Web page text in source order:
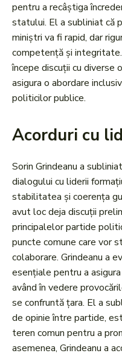
pentru a recâștiga
statului. El a subliniat că
miniștri va fi rapid, dar
competență și
începe discuții cu diverse
asigura o abordare
politicilor publice.
Acorduri cu
Sorin Grindeanu a
dialogului cu liderii
stabilitatea și coerența
avut loc deja discuții
principalelor partide
puncte comune care vor
colaborare. Grindeanu a
esențiale pentru a
având în vedere
se confruntă țara. El a
de opinie între partide,
teren comun pentru a
asemenea, Grindeanu a